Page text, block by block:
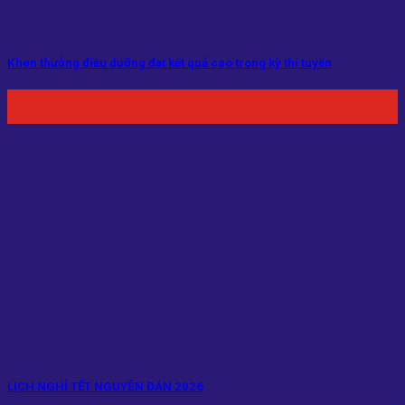
Khen thưởng điều dưỡng đạt kết quả cao trong kỳ thi tuyển
LỊCH NGHỈ TẾT NGUYÊN ĐÁN 2026